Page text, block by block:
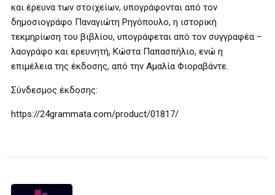
και έρευνα των στοιχείων, υπογράφονται από τον
δημοσιογράφο Παναγιώτη Ρηγόπουλο, η ιστορική
τεκμηρίωση του βιβλίου, υπογράφεται από τον συγγραφέα –
λαογράφο και ερευνητή, Κώστα Παπασπήλιο, ενώ η
επιμέλεια της έκδοσης, από την Αμαλία Φιοραβάντε.
Σύνδεσμος έκδοσης:
https://24grammata.com/product/01817/